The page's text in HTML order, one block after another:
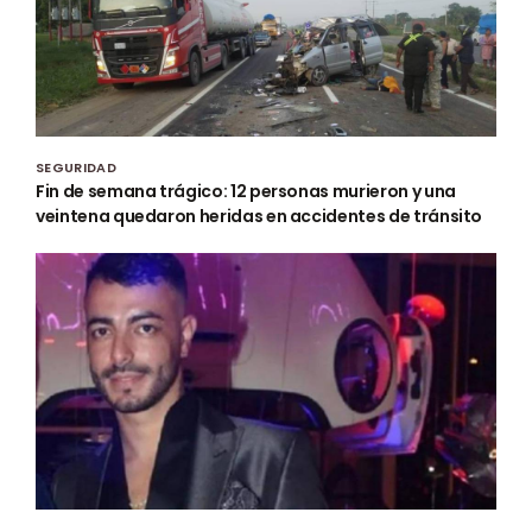
SEGURIDAD
Fin de semana trágico: 12 personas murieron y una
veintena quedaron heridas en accidentes de tránsito